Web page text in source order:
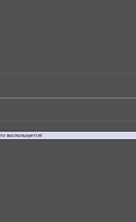
воспользуется!